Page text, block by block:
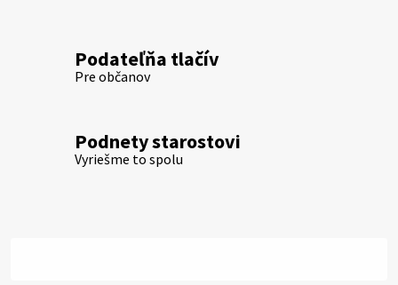
Podateľňa tlačív
Pre občanov
Podnety starostovi
Vyriešme to spolu